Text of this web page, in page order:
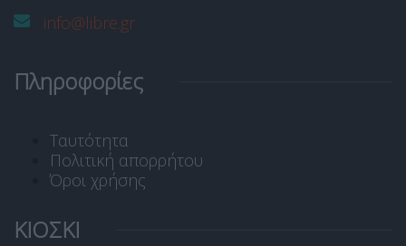
info@libre.gr
Πληροφορίες
Ταυτότητα
Πολιτική απορρήτου
Όροι χρήσης
ΚΙΟΣΚΙ